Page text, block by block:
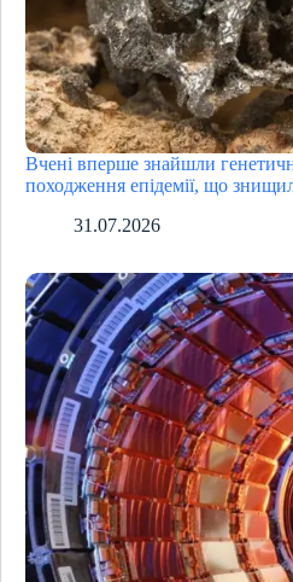
Вчені вперше знайшли
походження епідемії, що
31.07.2026